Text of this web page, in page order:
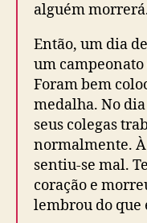
alguém
Então, um dia
um campeonato
Foram bem
medalha. No
seus colegas
normalmente. À
sentiu-se mal.
coração e
lembrou do que